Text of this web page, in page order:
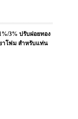
3% ปรับฝอยทอง
าโฟม สำหรับแท่น